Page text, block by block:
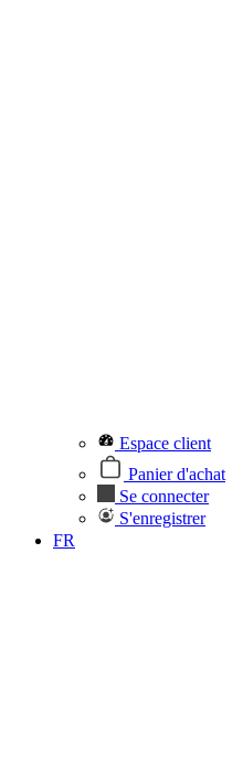
Espace client
Panier d'achat
Se connecter
S'enregistrer
FR